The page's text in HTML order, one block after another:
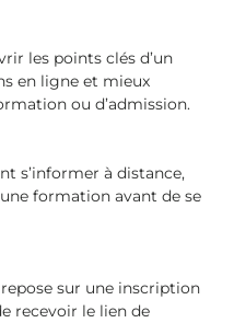
les points clés d’un
en ligne et mieux
ou d’admission.
s’informer à distance,
formation avant de se
sur une inscription
recevoir le lien de